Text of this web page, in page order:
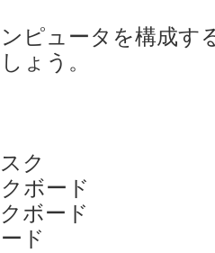
ピュータを構成す
ょう。
ク
ボード
ボード
ド